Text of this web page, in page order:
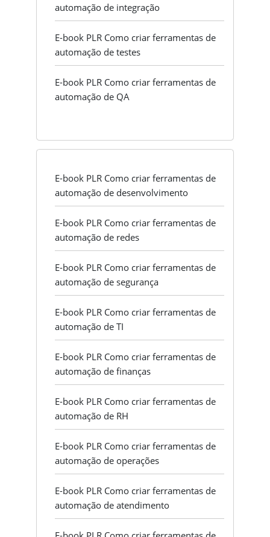
automação de integração
E-book PLR Como criar ferramentas de
automação de testes
E-book PLR Como criar ferramentas de
automação de QA
E-book PLR Como criar ferramentas de
automação de desenvolvimento
E-book PLR Como criar ferramentas de
automação de redes
E-book PLR Como criar ferramentas de
automação de segurança
E-book PLR Como criar ferramentas de
automação de TI
E-book PLR Como criar ferramentas de
automação de finanças
E-book PLR Como criar ferramentas de
automação de RH
E-book PLR Como criar ferramentas de
automação de operações
E-book PLR Como criar ferramentas de
automação de atendimento